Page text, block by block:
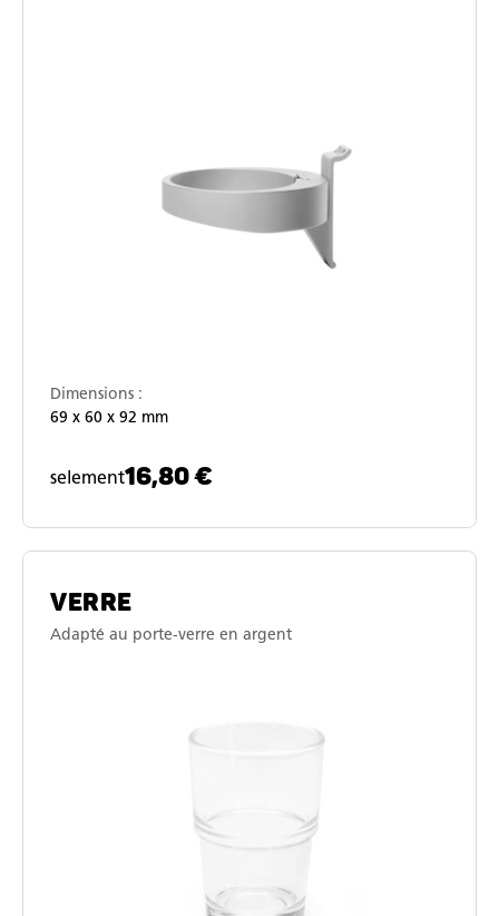
Dimensions :
69 x 60 x 92 mm
selement16,80 €
VERRE
Adapté au porte-verre en argent